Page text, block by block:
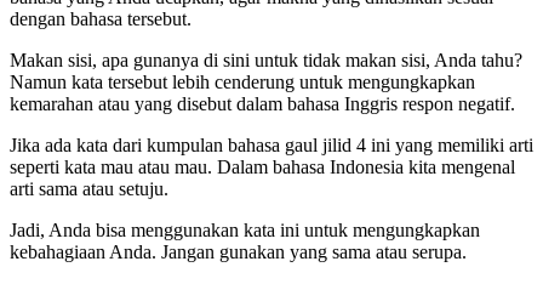
dengan bahasa tersebut.
Makan sisi, apa gunanya di sini untuk tidak makan sisi, Anda tahu?
Namun kata tersebut lebih cenderung untuk mengungkapkan
kemarahan atau yang disebut dalam bahasa Inggris respon negatif.
Jika ada kata dari kumpulan bahasa gaul jilid 4 ini yang memiliki arti
seperti kata mau atau mau. Dalam bahasa Indonesia kita mengenal
arti sama atau setuju.
Jadi, Anda bisa menggunakan kata ini untuk mengungkapkan
kebahagiaan Anda. Jangan gunakan yang sama atau serupa.